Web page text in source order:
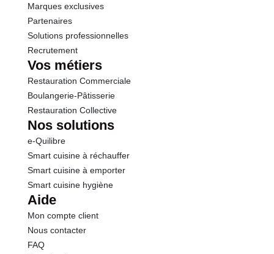
Marques exclusives
Partenaires
Solutions professionnelles
Recrutement
Vos métiers
Restauration Commerciale
Boulangerie-Pâtisserie
Restauration Collective
Nos solutions
e-Quilibre
Smart cuisine à réchauffer
Smart cuisine à emporter
Smart cuisine hygiène
Aide
Mon compte client
Nous contacter
FAQ